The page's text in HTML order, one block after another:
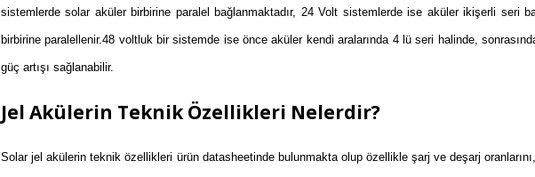
sistemlerde solar aküler birbirine paralel bağlanmaktadır, 24 Volt sistemlerde ise aküler ikişerli seri
birbirine paralellenir.48 voltluk bir sistemde ise önce aküler kendi aralarında 4 lü seri halinde,
güç artışı sağlanabilir.
Jel Akülerin Teknik Özellikleri Nelerdir?
Solar jel akülerin teknik özellikleri ürün datasheetinde bulunmakta olup özellikle şarj ve deşarj